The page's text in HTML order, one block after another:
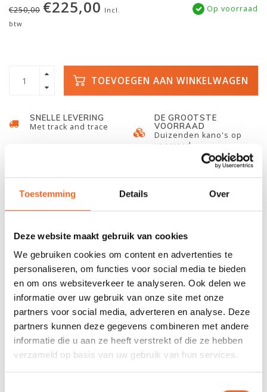
Toestemming Details Over
Deze website maakt gebruik van cookies
We gebruiken cookies om content en advertenties te
personaliseren, om functies voor social media te bieden
en om ons websiteverkeer te analyseren. Ook delen we
informatie over uw gebruik van onze site met onze
partners voor social media, adverteren en analyse. Deze
partners kunnen deze gegevens combineren met andere
informatie die u aan ze heeft verstrekt of die ze hebben
verzameld op basis van uw gebruik van hun services.
€250,00 €225,00 Incl.
btw
Op voorraad
TOEVOEGEN AAN WINKELWAGEN
SNELLE LEVERING
Met track and trace
DE GROOTSTE
VOORRAAD
Duizenden kano's op
voorraad
678 GOOGLE REVIEWS
sterren
PROEFVAART
Bij onze showroom
INFORMATIE
Deze degelijke Old Town motorsteun past op de meeste open
Canadese kano's en is geschikt voor diverse
elektro/fluistermotoren. Deze motorsteun wordt eenvoudig
bevestigd onder bijvoorbeeld de vinylrand van uw kano. Het
enige wat u vervolgens hoeft te doen is de meegeleverde
vleugelmoeren aandraaien en de motor bevestigen.